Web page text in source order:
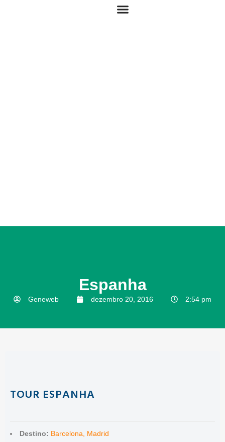
Espanha
Geneweb dezembro 20, 2016 2:54 pm
TOUR ESPANHA
Destino: Barcelona, Madrid